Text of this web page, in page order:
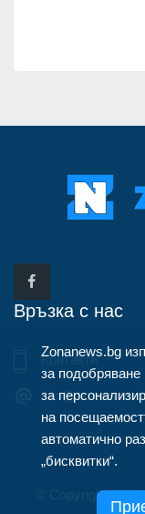
Връзка с нас
Контакти
© Copyright
Zonanews.bg
за подобряване
за
на
автоматично
„бисквитки“.